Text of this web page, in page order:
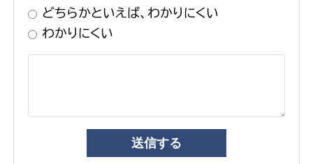
どちらかといえば、わかりにくい
わかりにくい